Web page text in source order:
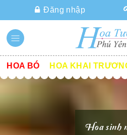
Đăng nhập
HOA BÓ HOA KHAI
Hoa sinh